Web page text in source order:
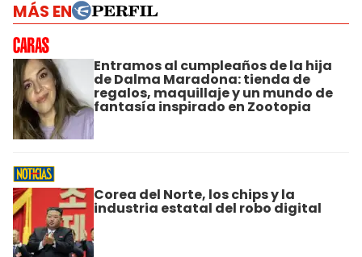
MÁS EN
Entramos al cumpleaños de la hija
de Dalma Maradona: tienda de
regalos, maquillaje y un mundo de
fantasía inspirado en Zootopia
Corea del Norte, los chips y la
industria estatal del robo digital